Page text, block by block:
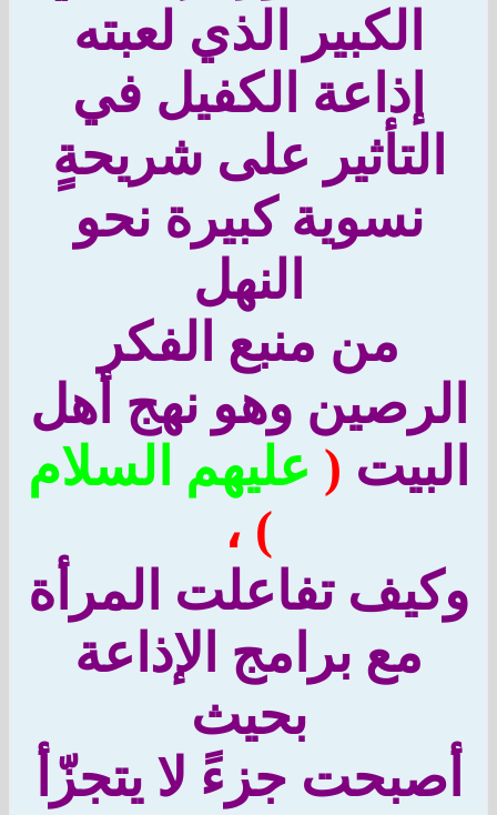
الكبير الذي لعبته
إذاعة الكفيل في
على شريحةٍ
نسوية كبيرة نحو
النهل
من منبع الفكر
وهو نهج أهل
(عليهم السلام
تفاعلت المرأة
مع برامج الإذاعة
بحيث
جزءً لا يتجزّأ